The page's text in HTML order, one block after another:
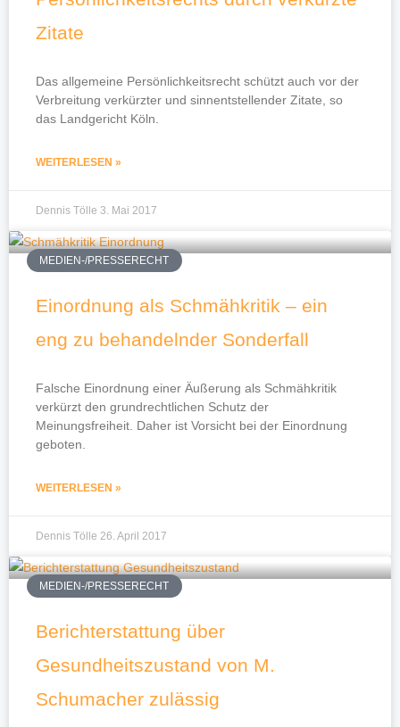
Zitate
Das allgemeine Persönlichkeitsrecht schützt auch vor der
Verbreitung verkürzter und sinnentstellender Zitate, so
das Landgericht Köln.
WEITERLESEN »
Dennis Tölle 3. Mai 2017
MEDIEN-/PRESSERECHT
Einordnung als Schmähkritik – ein
eng zu behandelnder Sonderfall
Falsche Einordnung einer Äußerung als Schmähkritik
verkürzt den grundrechtlichen Schutz der
Meinungsfreiheit. Daher ist Vorsicht bei der Einordnung
geboten.
WEITERLESEN »
Dennis Tölle 26. April 2017
MEDIEN-/PRESSERECHT
Berichterstattung über
Gesundheitszustand von M.
Schumacher zulässig